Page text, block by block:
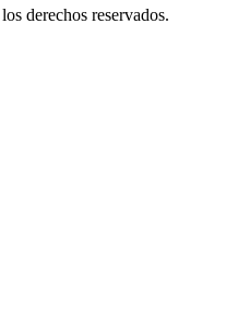
derechos reservados.